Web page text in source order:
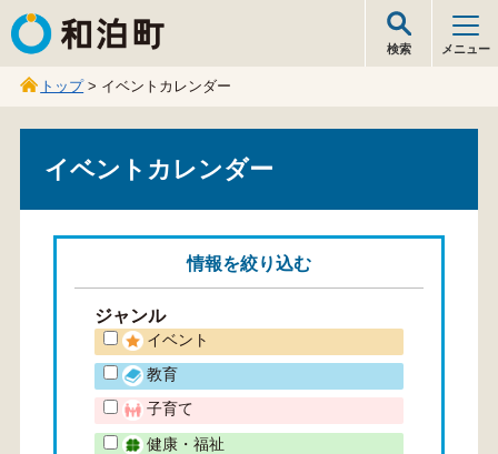
和泊町
検索 メニュー
トップ> イベントカレンダー
イベントカレンダー
情報を絞り込む
ジャンル
イベント
教育
子育て
健康・福祉